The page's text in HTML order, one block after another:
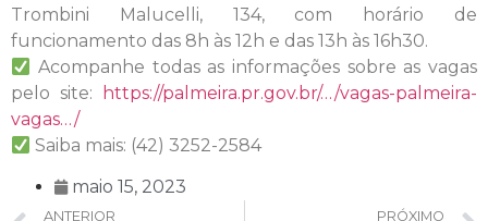
Trombini Malucelli, 134, com horário de
funcionamento das 8h às 12h e das 13h às 16h30.
Acompanhe todas as informações sobre as vagas
pelo site:
https://palmeira.pr.gov.br/…/vagas-palmeira-
vagas…/
Saiba mais: (42) 3252-2584
maio 15, 2023
ANTERIOR
PRÓXIMO